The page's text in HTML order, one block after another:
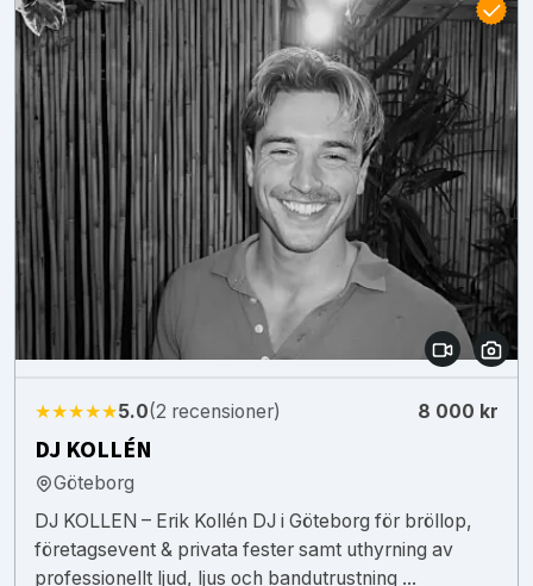
★★★★★5.0(2 recensioner) 8 000 kr
DJ KOLLÉN
Göteborg
DJ KOLLEN – Erik Kollén DJ i Göteborg för bröllop,
företagsevent & privata fester samt uthyrning av
professionellt ljud, ljus och bandutrustning ...